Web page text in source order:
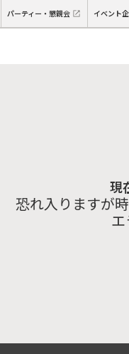
パーティー・懇親会 イベント
現
恐れ入りますが